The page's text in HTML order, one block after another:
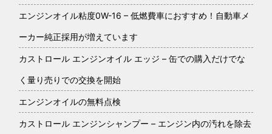
エンジンオイル粘度0W-16 – 低燃費車におすすめ！自動車メ
ーカー純正採用が増えています
カストロール エンジンオイル エッジ – 缶での購入だけでな
く量り売りでの交換を開始
エンジンオイルの無料点検
カストロール エンジンシャンプー – エンジン内の汚れを除去